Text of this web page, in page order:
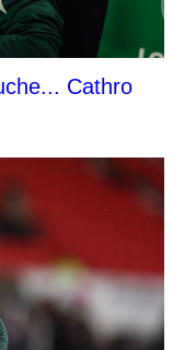
Cathro